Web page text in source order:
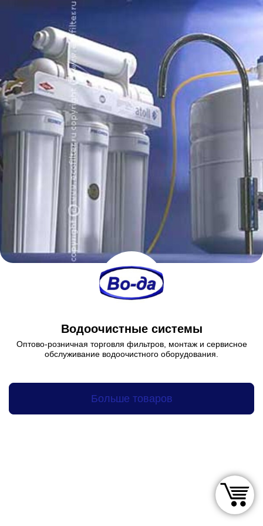
Водоочистные системы
Оптово-розничная торговля фильтров, монтаж и сервисное
обслуживание водоочистного оборудования.
Больше товаров